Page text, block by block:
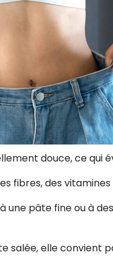
douce, ce qui
fibres, des
à une pâte fine ou à
salée, elle convient